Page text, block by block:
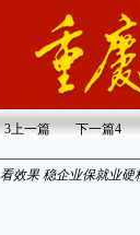
3上一篇 下一篇4
看效果 稳企业保就业